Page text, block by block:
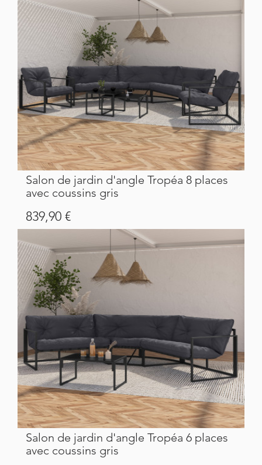
Salon de jardin d'angle Tropéa 8 places
avec coussins gris
Prix
839,90 €
Salon de jardin d'angle Tropéa 6 places
avec coussins gris